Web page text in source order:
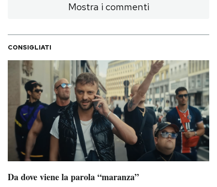
NEWSLETTER
I MIEI PREFERITI
SHOP
CALENDARIO
AREA PERSONALE
Area Personale
Notifiche mobile
Mostra i commenti
CONSIGLIATI
Da dove viene la parola “maranza”